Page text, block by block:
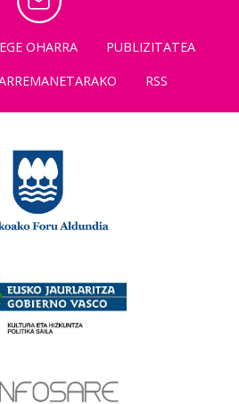
OHARRA
PUBLIZITATEA
RSS